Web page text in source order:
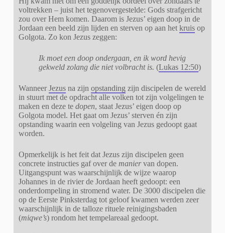
voltrekken – juist het tegenovergestelde: Gods strafgericht
zou over Hem komen. Daarom is Jezus’ eigen doop in de
Jordaan een beeld zijn lijden en sterven op aan het kruisop
Golgota. Zo kon Jezus zeggen:
Ik moet een doop ondergaan, en ik word hevig
gekweld zolang die niet volbracht is. (Lukas 12:50)
Wanneer Jezusna zijn opstanding zijn discipelen de wereld
in stuurt met de opdracht alle volken tot zijn volgelingen te
maken en deze te dopen, staat Jezus’ eigen doop op
Golgota model. Het gaat om Jezus’ sterven én zijn
opstanding waarin een volgeling van Jezus gedoopt gaat
worden.
Opmerkelijk is het feit dat Jezus zijn discipelen geen
concrete instructies gaf over de maniervan dopen.
Uitgangspunt was waarschijnlijk de wijze waarop
Johannes in de rivier de Jordaan heeft gedoopt: een
onderdompeling in stromend water. De 3000 discipelen die
op de Eerste Pinksterdag tot geloof kwamen werden zeer
waarschijnlijk in de talloze rituele reinigingsbaden
(miqwe’s) rondom het tempelareaal gedoopt.